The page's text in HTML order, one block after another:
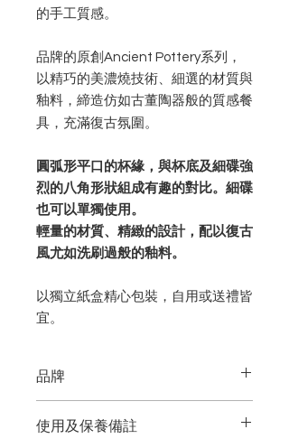
的手工質感。
品牌的原創Ancient Pottery系列，
以精巧的美濃燒技術、細選的材質與
釉料，締造仿如古董陶器般的質感餐
具，充滿復古氛圍 。
圓弧形平口的杯緣，與杯底及細碟強
烈的八角形狀組成有趣的對比。細碟
也可以單獨使用。
輕量的材質、精緻的設計，配以復古
風尤如洗刷過般的釉料。
以獨立紙盒精心包裝，自用或送禮皆
宜。
品牌
使用及保養備註